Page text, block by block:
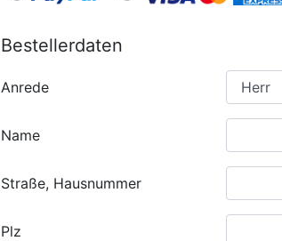
Bestellerdaten
Anrede
Name
Straße, Hausnummer
Plz